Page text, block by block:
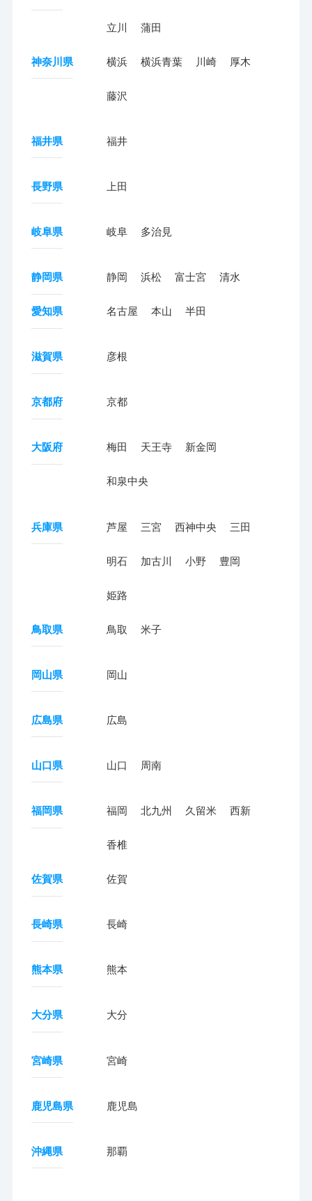
立川 蒲田
神奈川県 横浜 横浜青葉 川崎 厚木
藤沢
福井県 福井
長野県 上田
岐阜県 岐阜 多治見
静岡県 静岡 浜松 富士宮 清水
愛知県 名古屋 本山 半田
滋賀県 彦根
京都府 京都
大阪府 梅田 天王寺 新金岡
和泉中央
兵庫県 芦屋 三宮 西神中央 三田
明石 加古川 小野 豊岡
姫路
鳥取県 鳥取 米子
岡山県 岡山
広島県 広島
山口県 山口 周南
福岡県 福岡 北九州 久留米 西新
香椎
佐賀県 佐賀
長崎県 長崎
熊本県 熊本
大分県 大分
宮崎県 宮崎
鹿児島県 鹿児島
沖縄県 那覇